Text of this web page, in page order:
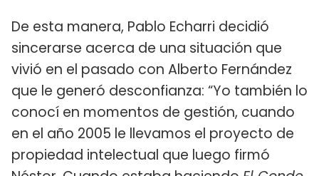
De esta manera, Pablo Echarri decidió
sincerarse acerca de una situación que
vivió en el pasado con Alberto Fernández
que le generó desconfianza: “Yo también lo
conocí en momentos de gestión, cuando
en el año 2005 le llevamos el proyecto de
propiedad intelectual que luego firmó